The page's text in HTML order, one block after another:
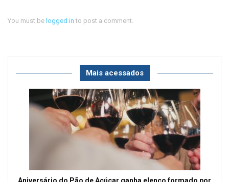
You must be logged in to post a comment.
Mais acessados